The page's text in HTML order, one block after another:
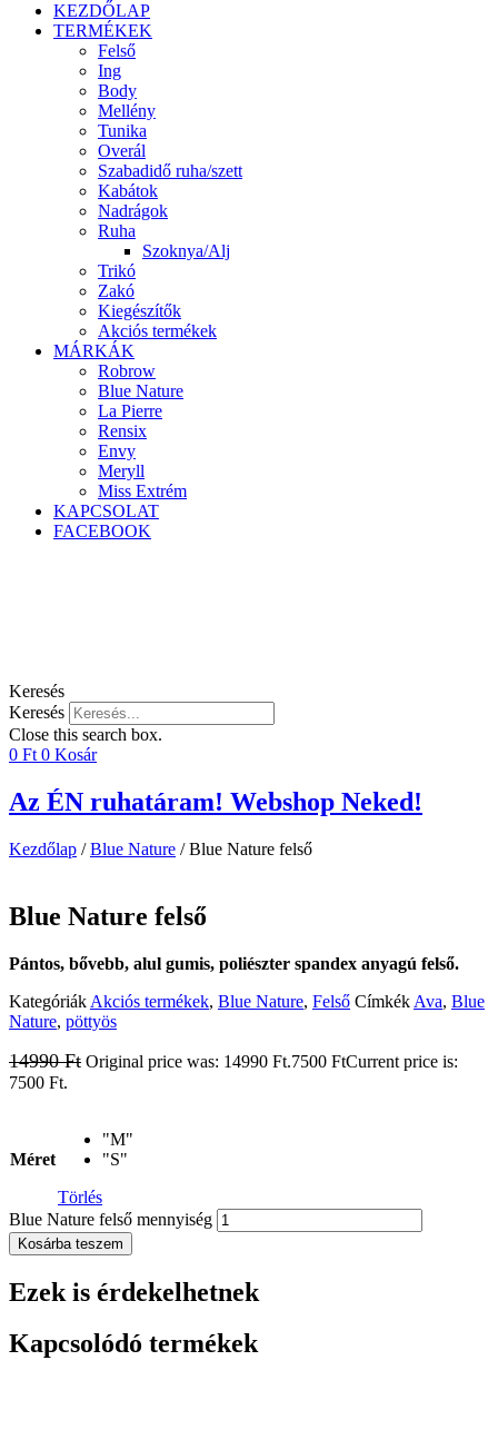
KEZDŐLAP
TERMÉKEK
Felső
Ing
Body
Mellény
Tunika
Overál
Szabadidő ruha/szett
Kabátok
Nadrágok
Ruha
Szoknya/Alj
Trikó
Zakó
Kiegészítők
Akciós termékek
MÁRKÁK
Robrow
Blue Nature
La Pierre
Rensix
Envy
Meryll
Miss Extrém
KAPCSOLAT
FACEBOOK
Keresés
Keresés
Close this search box.
0 Ft 0 Kosár
Az ÉN ruhatáram! Webshop Neked!
Kezdőlap /Blue Nature / Blue Nature felső
Blue Nature felső
Pántos, bővebb, alul gumis, poliészter spandex anyagú felső.
Kategóriák Akciós termékek, Blue Nature, Felső Címkék Ava, Blue
Nature, pöttyös
14990Ft Original price was: 14990 Ft.7500 FtCurrent price is:
7500 Ft.
Méret
"M"
"S"
Törlés
Blue Nature felső mennyiség
Kosárba teszem
Ezek is érdekelhetnek
Kapcsolódó termékek